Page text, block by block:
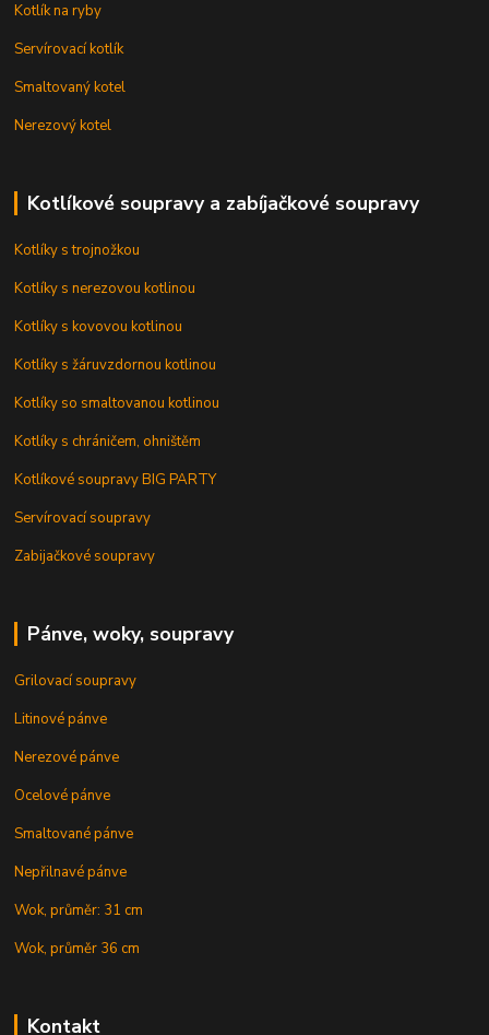
Kotlík na ryby
Servírovací kotlík
Smaltovaný kotel
Nerezový kotel
Kotlíkové soupravy a zabíjačkové soupravy
Kotlíky s trojnožkou
Kotlíky s nerezovou kotlinou
Kotlíky s kovovou kotlinou
Kotlíky s žáruvzdornou kotlinou
Kotlíky so smaltovanou kotlinou
Kotlíky s chráničem, ohništěm
Kotlíkové soupravy BIG PARTY
Servírovací soupravy
Zabijačkové soupravy
Pánve, woky, soupravy
Grilovací soupravy
Litinové pánve
Nerezové pánve
Ocelové pánve
Smaltované pánve
Nepřilnavé pánve
Wok, průměr: 31 cm
Wok, průměr 36 cm
Kontakt